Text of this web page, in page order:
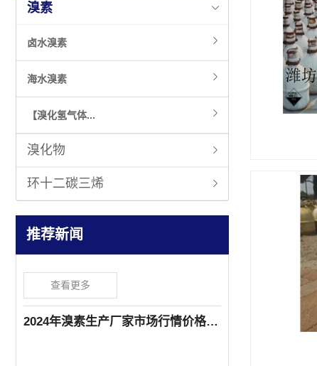
溴素
卤水溴素
海水溴素
【溴化氢气体...
溴化物
环十二碳三烯
推荐新闻
潍坊溴素厂家告诉你溴素的用途有哪些
溴素的用途：
查看更多
【溴化氢气体】生产厂家-冠庆化工为您提供溴化氢气体99.9价格报价
氢气体99.9价格报价，主要应用于半导体领
域，如掺磷的多晶硅、单晶硅或者二维半导
体的刻蚀，是芯片制程的核心气体之一，在
存储芯片、逻辑芯片、功率半导体的制程以
及显示面板领域有广泛应用，欢迎新老客户
查看更多